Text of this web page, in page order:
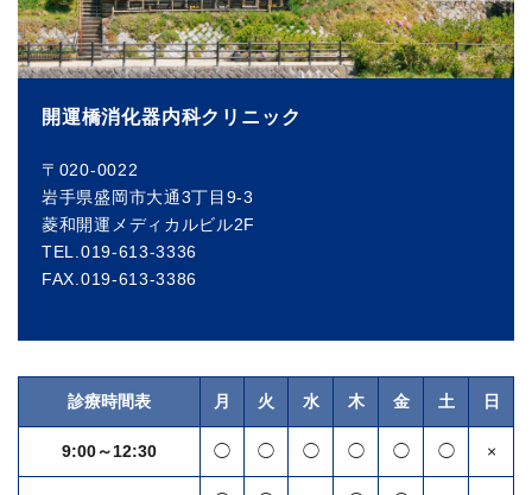
開運橋消化器内科クリニック
〒020-0022
岩手県盛岡市大通3丁目9-3
菱和開運メディカルビル2F
TEL.019-613-3336
FAX.019-613-3386
診療時間表 月 火 水 木 金 土 日
9:00～12:30 ◯ ◯ ◯ ◯ ◯ ◯ ×